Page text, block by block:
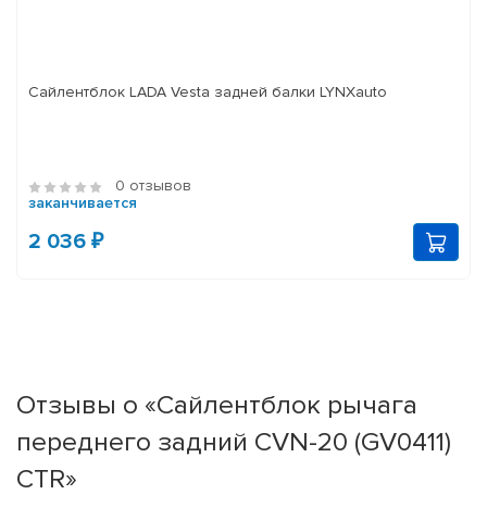
Сайлентблок LADA Vesta задней балки LYNXauto
0 отзывов
заканчивается
2 036 ₽
Отзывы о «Сайлентблок рычага
переднего задний CVN-20 (GV0411)
CTR»